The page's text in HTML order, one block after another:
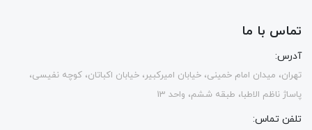
تماس با ما
آدرس:
تهران، میدان امام خمینی، خیابان امیرکبیر، خیابان اکباتان، کوچه نفیسی،
پاساژ ناظم الاطبا، طبقه ششم، واحد 13
تلفن تماس: